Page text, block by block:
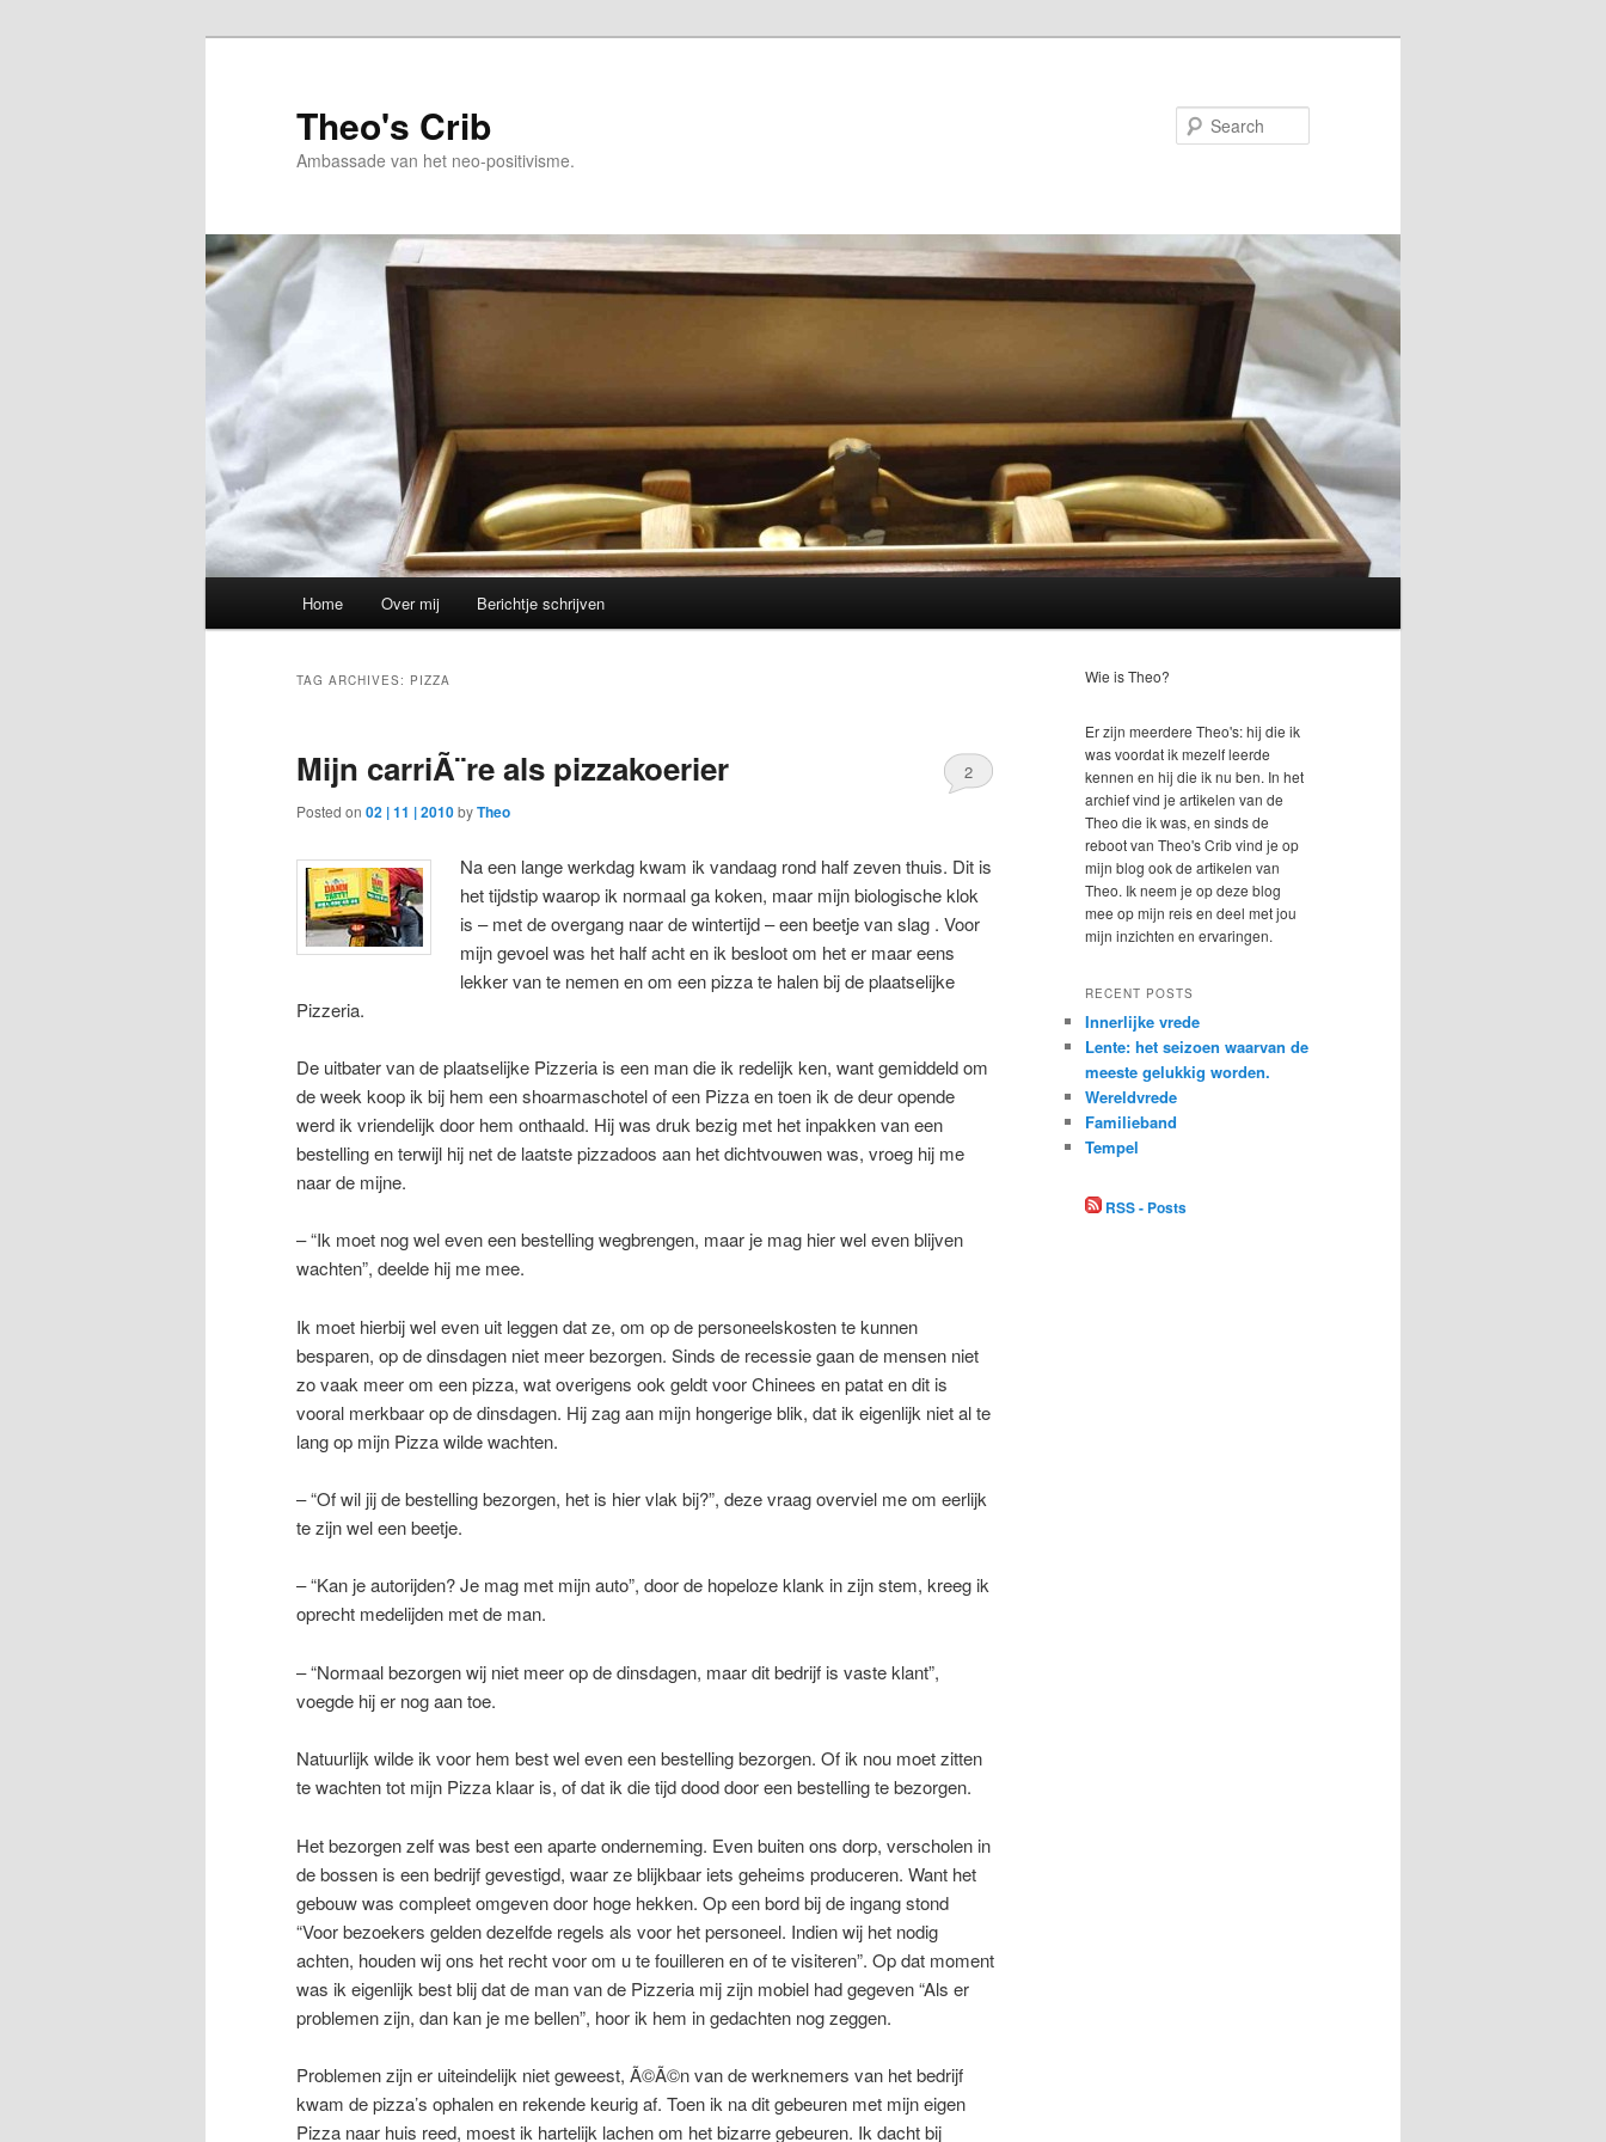
Theo's Crib
Ambassade van het neo-positivisme.
Home Over mij Berichtje schrijven
TAG ARCHIVES: PIZZA
Mijn carriÃ¨re als pizzakoerier
Posted on 02 | 11 | 2010byTheo
2
Na een lange werkdag kwam ik vandaag rond half zeven thuis. Dit is
het tijdstip waarop ik normaal ga koken, maar mijn biologische klok
is – met de overgang naar de wintertijd – een beetje van slag . Voor
mijn gevoel was het half acht en ik besloot om het er maar eens
lekker van te nemen en om een pizza te halen bij de plaatselijke
Pizzeria.
De uitbater van de plaatselijke Pizzeria is een man die ik redelijk ken, want gemiddeld om
de week koop ik bij hem een shoarmaschotel of een Pizza en toen ik de deur opende
werd ik vriendelijk door hem onthaald. Hij was druk bezig met het inpakken van een
bestelling en terwijl hij net de laatste pizzadoos aan het dichtvouwen was, vroeg hij me
naar de mijne.
– “Ik moet nog wel even een bestelling wegbrengen, maar je mag hier wel even blijven
wachten”, deelde hij me mee.
Ik moet hierbij wel even uit leggen dat ze, om op de personeelskosten te kunnen
besparen, op de dinsdagen niet meer bezorgen. Sinds de recessie gaan de mensen niet
zo vaak meer om een pizza, wat overigens ook geldt voor Chinees en patat en dit is
vooral merkbaar op de dinsdagen. Hij zag aan mijn hongerige blik, dat ik eigenlijk niet al te
lang op mijn Pizza wilde wachten.
– “Of wil jij de bestelling bezorgen, het is hier vlak bij?”, deze vraag overviel me om eerlijk
te zijn wel een beetje.
– “Kan je autorijden? Je mag met mijn auto”, door de hopeloze klank in zijn stem, kreeg ik
oprecht medelijden met de man.
– “Normaal bezorgen wij niet meer op de dinsdagen, maar dit bedrijf is vaste klant”,
voegde hij er nog aan toe.
Natuurlijk wilde ik voor hem best wel even een bestelling bezorgen. Of ik nou moet zitten
te wachten tot mijn Pizza klaar is, of dat ik die tijd dood door een bestelling te bezorgen.
Het bezorgen zelf was best een aparte onderneming. Even buiten ons dorp, verscholen in
de bossen is een bedrijf gevestigd, waar ze blijkbaar iets geheims produceren. Want het
gebouw was compleet omgeven door hoge hekken. Op een bord bij de ingang stond
“Voor bezoekers gelden dezelfde regels als voor het personeel. Indien wij het nodig
achten, houden wij ons het recht voor om u te fouilleren en of te visiteren”. Op dat moment
was ik eigenlijk best blij dat de man van de Pizzeria mij zijn mobiel had gegeven “Als er
problemen zijn, dan kan je me bellen”, hoor ik hem in gedachten nog zeggen.
Problemen zijn er uiteindelijk niet geweest, Ã©Ã©n van de werknemers van het bedrijf
kwam de pizza’s ophalen en rekende keurig af. Toen ik na dit gebeuren met mijn eigen
Pizza naar huis reed, moest ik hartelijk lachen om het bizarre gebeuren. Ik dacht bij
Wie is Theo?
Er zijn meerdere Theo's: hij die ik
was voordat ik mezelf leerde
kennen en hij die ik nu ben. In het
archief vind je artikelen van de
Theo die ik was, en sinds de
reboot van Theo's Crib vind je op
mijn blog ook de artikelen van
Theo. Ik neem je op deze blog
mee op mijn reis en deel met jou
mijn inzichten en ervaringen.
RECENT POSTS
Innerlijke vrede
Lente: het seizoen waarvan de
meeste gelukkig worden.
Wereldvrede
Familieband
Tempel
RSS - Posts